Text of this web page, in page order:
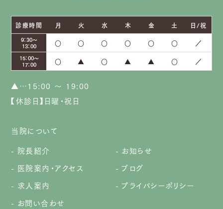
診療時間 月 火 水 木 金 土 日/祝
9：30～
13：00
○ ○ ○ ○ ○ ○ ／
15：00～
17：00
○ ▲ ○ ▲ ▲ ○ ／
▲…15:00 ～ 19:00
【休診日】日曜・祝日
当院について
院長紹介
医院案内・アクセス
求人案内
お問い合わせ
お知らせ
ブログ
プライバシーポリシー